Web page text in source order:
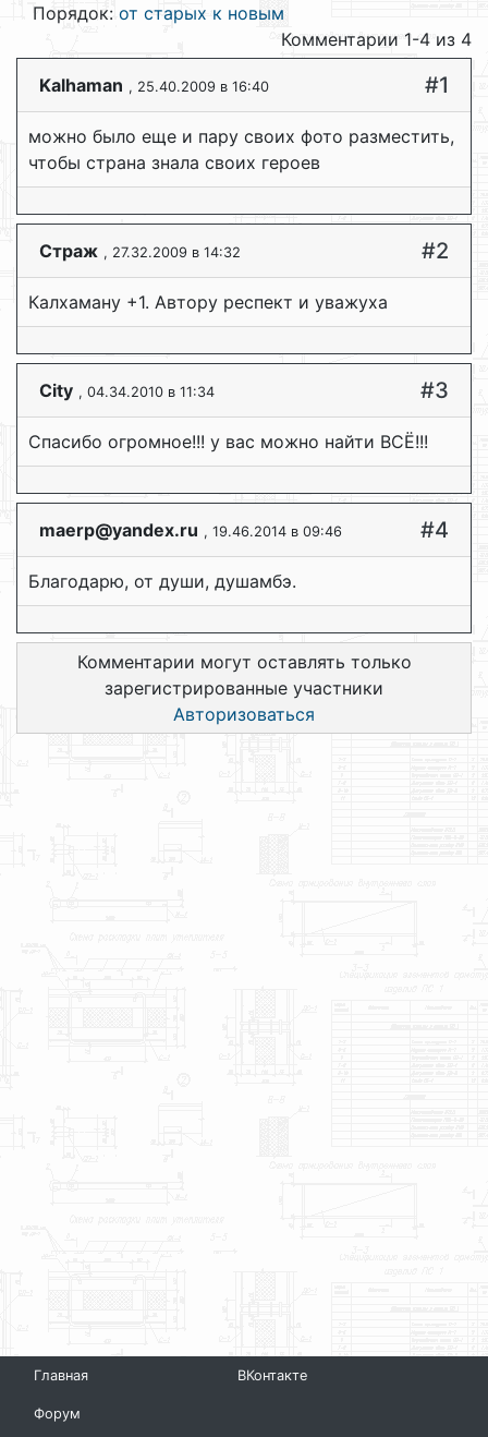
Порядок: от старых к новым
Комментарии 1-4 из 4
Kalhaman , 25.40.2009 в 16:40 #1
можно было еще и пару своих фото разместить,
чтобы страна знала своих героев
Страж , 27.32.2009 в 14:32 #2
Калхаману +1. Автору респект и уважуха
City , 04.34.2010 в 11:34 #3
Спасибо огромное!!! у вас можно найти ВСЁ!!!
maerp@yandex.ru , 19.46.2014 в 09:46 #4
Благодарю, от души, душамбэ.
Комментарии могут оставлять только
зарегистрированные участники
Авторизоваться
Главная
Форум
ВКонтакте